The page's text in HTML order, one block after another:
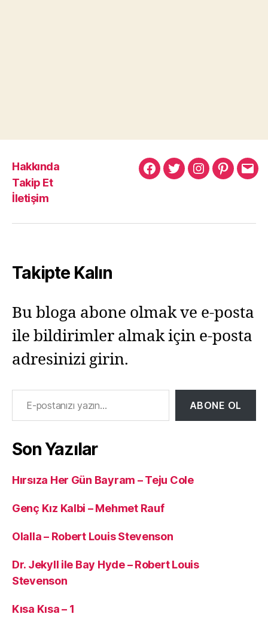
Hakkında
Takip Et
İletişim
MuratMuratMuratPinterest
Takipte Kalın
Bu bloga abone olmak ve e-posta
ile bildirimler almak için e-posta
adresinizi girin.
E-postanızı yazın…
ABONE OL
Son Yazılar
Hırsıza Her Gün Bayram – Teju Cole
Genç Kız Kalbi – Mehmet Rauf
Olalla – Robert Louis Stevenson
Dr. Jekyll ile Bay Hyde – Robert Louis
Stevenson
Kısa Kısa – 1